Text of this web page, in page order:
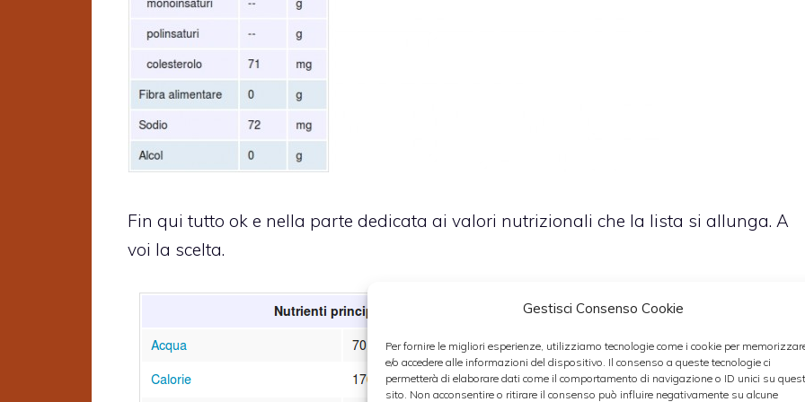
Gestisci Consenso Cookie
Per fornire le migliori esperienze, utilizziamo tecnologie come i cookie per
e/o accedere alle informazioni del dispositivo. Il consenso a queste tecnologie ci
permetterà di elaborare dati come il comportamento di navigazione o ID unici su
sito. Non acconsentire o ritirare il consenso può influire negativamente su alcune
Fin qui tutto ok e nella parte dedicata ai valori nutrizionali che la lista si allunga. A
voi la scelta.